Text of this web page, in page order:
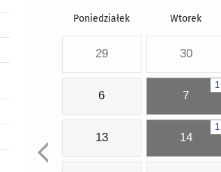
Poniedziałek Wtorek
29 30
6
1
7
13
1
14